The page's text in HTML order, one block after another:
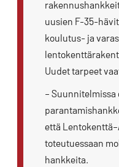
uusien F-35-
koulutus- ja
Uudet tarpeet
– Suunnitelmissa
että
toteutuessaan
hankkeita.